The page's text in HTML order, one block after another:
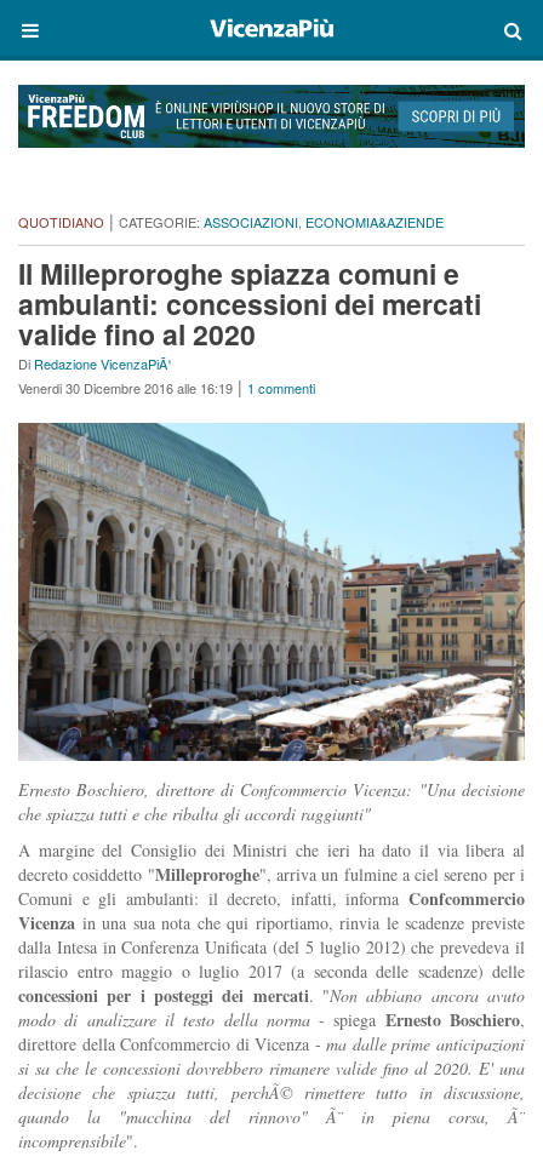
QUOTIDIANO | CATEGORIE: ASSOCIAZIONI, ECONOMIA&AZIENDE
Il Milleproroghe spiazza comuni e
ambulanti: concessioni dei mercati
valide fino al 2020
Di Redazione VicenzaPiÃ¹
Venerdi 30 Dicembre 2016 alle 16:19 | 1 commenti
Ernesto Boschiero, direttore di Confcommercio Vicenza: "Una decisione
che spiazza tutti e che ribalta gli accordi raggiunti"
A margine del Consiglio dei Ministri che ieri ha dato il via libera al
decreto cosiddetto "Milleproroghe", arriva un fulmine a ciel sereno per i
Comuni e gli ambulanti: il decreto, infatti, informa Confcommercio
Vicenza in una sua nota che qui riportiamo, rinvia le scadenze previste
dalla Intesa in Conferenza Unificata (del 5 luglio 2012) che prevedeva il
rilascio entro maggio o luglio 2017 (a seconda delle scadenze) delle
concessioni per i posteggi dei mercati. "Non abbiano ancora avuto
modo di analizzare il testo della norma- spiega Ernesto Boschiero,
direttore della Confcommercio di Vicenza -ma dalle prime anticipazioni
si sa che le concessioni dovrebbero rimanere valide fino al 2020. E' una
decisione che spiazza tutti, perchÃ© rimettere tutto in discussione,
quando la "macchina del rinnovo" Ã¨ in piena corsa, Ã¨
incomprensibile".